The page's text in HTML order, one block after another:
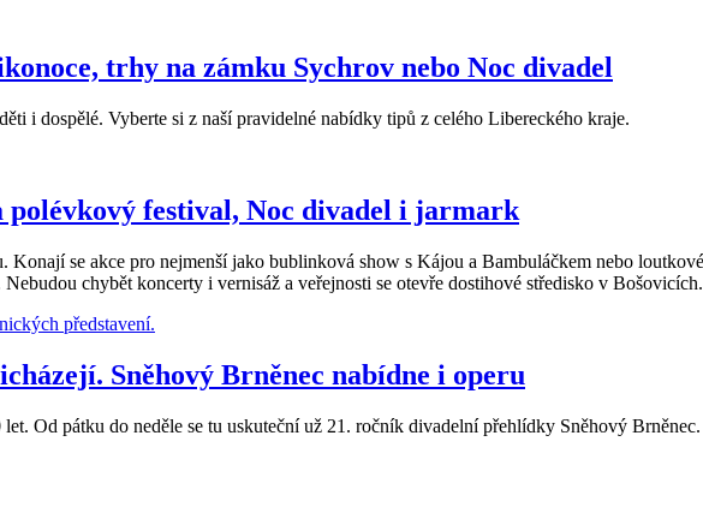
trhy na zámku Sychrov nebo Noc divadel
i dospělé. Vyberte si z naší pravidelné nabídky tipů z celého Libereckého kraje.
polévkový festival, Noc divadel i jarmark
Konají se akce pro nejmenší jako bublinková show s Kájou a Bambuláčkem nebo
chybět koncerty i vernisáž a veřejnosti se otevře dostihové středisko v
Sněhový Brněnec nabídne i operu
Od pátku do neděle se tu uskuteční už 21. ročník divadelní přehlídky Sněhový